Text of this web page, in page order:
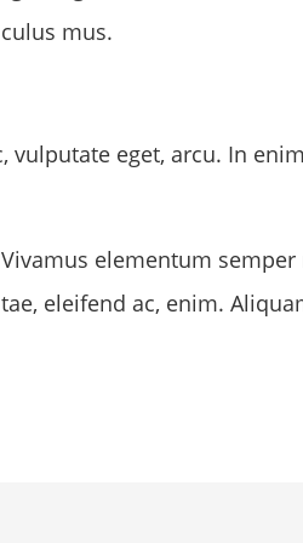
mus.
vulputate eget, arcu. In enim
elementum semper
eleifend ac, enim.